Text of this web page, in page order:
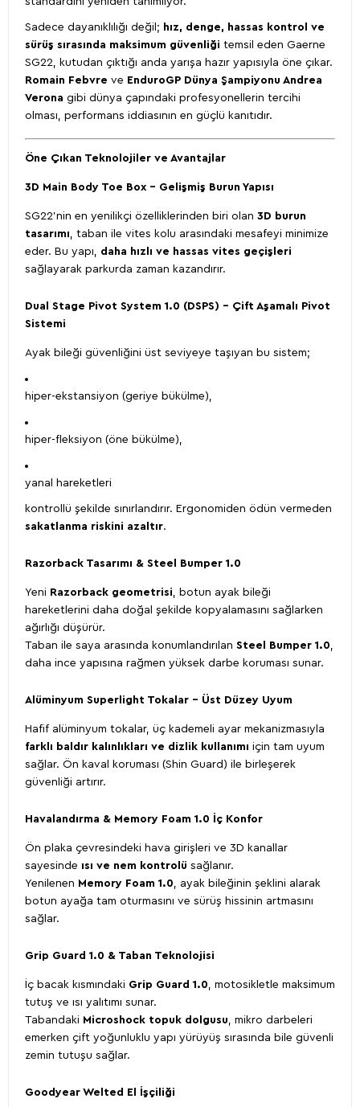
Sadece dayanıklılığı değil; hız, denge, hassas kontrol ve
sürüş sırasında maksimum güvenliği temsil eden Gaerne
SG22, kutudan çıktığı anda yarışa hazır yapısıyla öne çıkar.
Romain Febvre ve EnduroGP Dünya Şampiyonu Andrea
Verona gibi dünya çapındaki profesyonellerin tercihi
olması, performans iddiasının en güçlü kanıtıdır.
Öne Çıkan Teknolojiler ve Avantajlar
3D Main Body Toe Box – Gelişmiş Burun Yapısı
SG22’nin en yenilikçi özelliklerinden biri olan 3D burun
tasarımı , taban ile vites kolu arasındaki mesafeyi minimize
eder. Bu yapı, daha hızlı ve hassas vites geçişleri
sağlayarak parkurda zaman kazandırır.
Dual Stage Pivot System 1.0 (DSPS) – Çift Aşamalı Pivot
Sistemi
Ayak bileği güvenliğini üst seviyeye taşıyan bu sistem;
hiper-ekstansiyon (geriye bükülme),
hiper-fleksiyon (öne bükülme),
yanal hareketleri
kontrollü şekilde sınırlandırır. Ergonomiden ödün vermeden
sakatlanma riskini azaltır.
Razorback Tasarımı & Steel Bumper 1.0
Yeni Razorback geometrisi , botun ayak bileği
hareketlerini daha doğal şekilde kopyalamasını sağlarken
ağırlığı düşürür.
Taban ile saya arasında konumlandırılan Steel Bumper 1.0
daha ince yapısına rağmen yüksek darbe koruması sunar.
Alüminyum Superlight Tokalar – Üst Düzey Uyum
Hafif alüminyum tokalar, üç kademeli ayar mekanizmasıyla
farklı baldır kalınlıkları ve dizlik kullanımı için tam uyum
sağlar. Ön kaval koruması (Shin Guard) ile birleşerek
güvenliği artırır.
Havalandırma & Memory Foam 1.0 İç Konfor
Ön plaka çevresindeki hava girişleri ve 3D kanallar
sayesinde ısı ve nem kontrolü sağlanır.
Yenilenen Memory Foam 1.0 , ayak bileğinin şeklini alarak
botun ayağa tam oturmasını ve sürüş hissinin artmasını
sağlar.
Grip Guard 1.0 & Taban Teknolojisi
İç bacak kısmındaki Grip Guard 1.0 , motosikletle maksimum
tutuş ve ısı yalıtımı sunar.
Tabandaki Microshock topuk dolgusu , mikro darbeleri
emerken çift yoğunluklu yapı yürüyüş sırasında bile güvenli
zemin tutuşu sağlar.
Goodyear Welted El İşçiliği